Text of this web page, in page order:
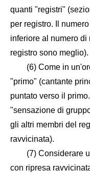
quanti "registri"
per registro. Il
inferiore al numero di
registro sono meglio).
(6) Come in
"primo" (cantante
puntato verso il
"sensazione di
gli altri membri del
ravvicinata).
(7) Considerare un
con ripresa